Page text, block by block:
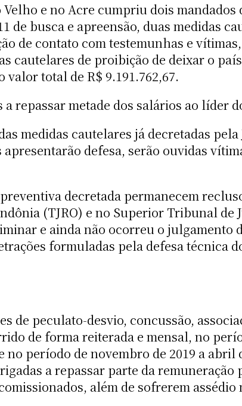
Velho e no Acre cumpriu dois
de busca e apreensão, duas medidas
de contato com testemunhas e
cautelares de proibição de deixar o
total de R$ 9.191.762,67.
repassar metade dos salários ao líder
medidas cautelares já decretadas
defesa, serão ouvidas
decretada permanecem
(TJRO) e no Superior Tribunal de
e ainda não ocorreu o julgamento
formuladas pela defesa técnica
de peculato-desvio, concussão,
de forma reiterada e mensal, no
no período de novembro de 2019 a
a repassar parte da
além de sofrerem